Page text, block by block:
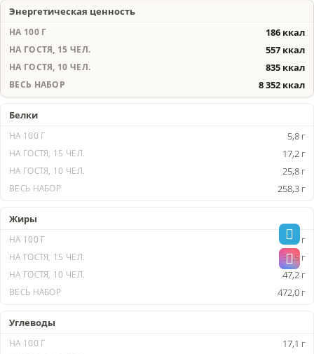
Энергетическая ценность
186 ккал
557 ккал
835 ккал
8 352 ккал
Белки
5,8 г
17,2 г
25,8 г
258,3 г
Жиры
10,5 г
31,5 г
47,2 г
472,0 г
Углеводы
17,1 г